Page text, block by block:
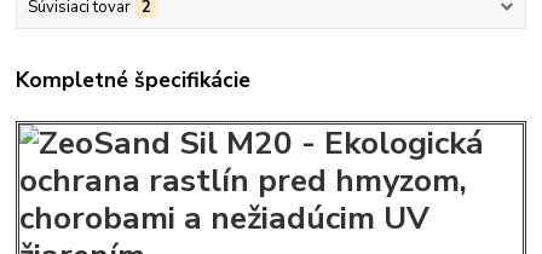
Súvisiaci tovar 2
Kompletné špecifikácie